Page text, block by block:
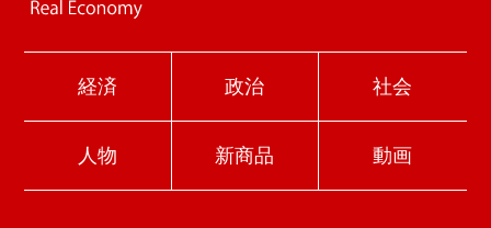
経済 政治 社会
人物 新商品 動画